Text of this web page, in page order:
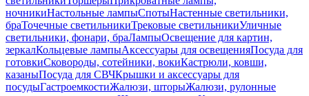
ночникиНастольные лампыСпотыНастенные светильники,
браТочечные светильникиТрековые светильникиУличные
светильники, фонари, браЛампыОсвещение для картин,
зеркалКольцевые лампыАксессуары для освещенияПосуда для
готовкиСковороды, сотейники, вокиКастрюли, ковши,
казаныПосуда для СВЧКрышки и аксессуары для
посудыГастроемкостиЖалюзи, шторыЖалюзи, рулонные